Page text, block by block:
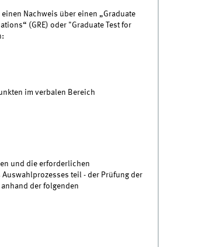
Nachweis über einen „Graduate
(GRE) oder "Graduate Test for
im verbalen Bereich
und die erforderlichen
teil - der Prüfung der
der folgenden